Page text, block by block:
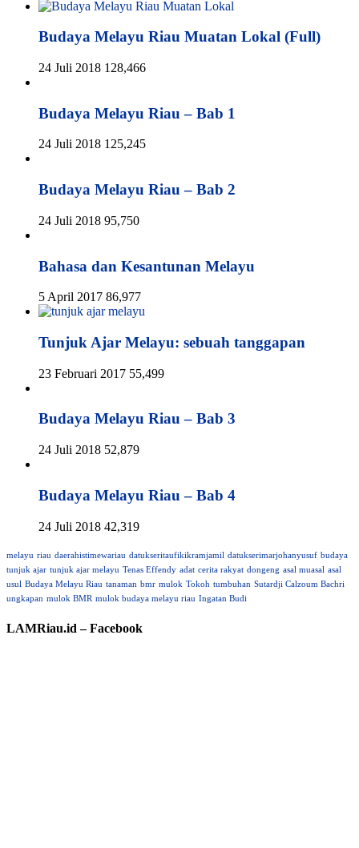
Budaya Melayu Riau Muatan Lokal (Full)
24 Juli 2018 128,466
Budaya Melayu Riau – Bab 1
24 Juli 2018 125,245
Budaya Melayu Riau – Bab 2
24 Juli 2018 95,750
Bahasa dan Kesantunan Melayu
5 April 2017 86,977
Tunjuk Ajar Melayu: sebuah tanggapan
23 Februari 2017 55,499
Budaya Melayu Riau – Bab 3
24 Juli 2018 52,879
Budaya Melayu Riau – Bab 4
24 Juli 2018 42,319
melayu riau daerahistimewariau datukseritaufikikramjamil datukserimarjohanyusuf budaya
tunjuk ajar tunjuk ajar melayu Tenas Effendy adat cerita rakyat dongeng asal muasal asal
usul Budaya Melayu Riau tanaman bmr mulok Tokoh tumbuhan Sutardji Calzoum Bachri
ungkapan mulok BMR mulok budaya melayu riau Ingatan Budi
LAMRiau.id – Facebook